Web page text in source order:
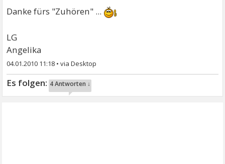
Danke fürs "Zuhören" ...
LG
Angelika
04.01.2010 11:18 •
4 Antworten ↓